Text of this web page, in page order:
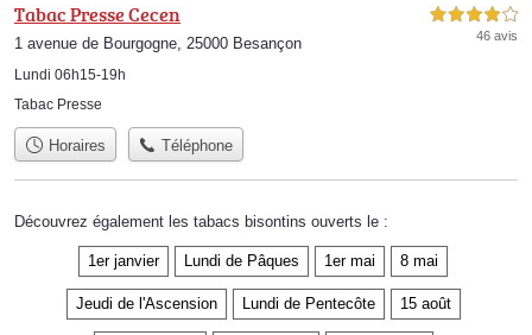
Tabac Presse Cecen
1 avenue de Bourgogne, 25000 Besançon
Lundi 06h15-19h
4,0 étoiles sur 5
46 avis
Tabac Presse
Horaires Téléphone
Découvrez également les tabacs bisontins ouverts le :
1er janvier Lundi de Pâques 1er mai 8 mai
Jeudi de l'Ascension Lundi de Pentecôte 15 août